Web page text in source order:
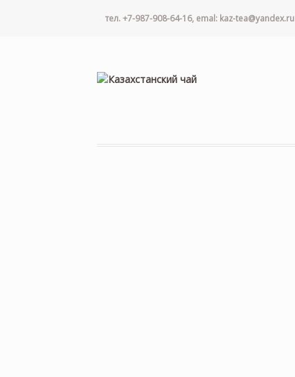
тел. +7-987-908-64-16, emal: kaz-tea@yandex.ru